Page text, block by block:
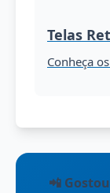
Telas
Conheça
📲